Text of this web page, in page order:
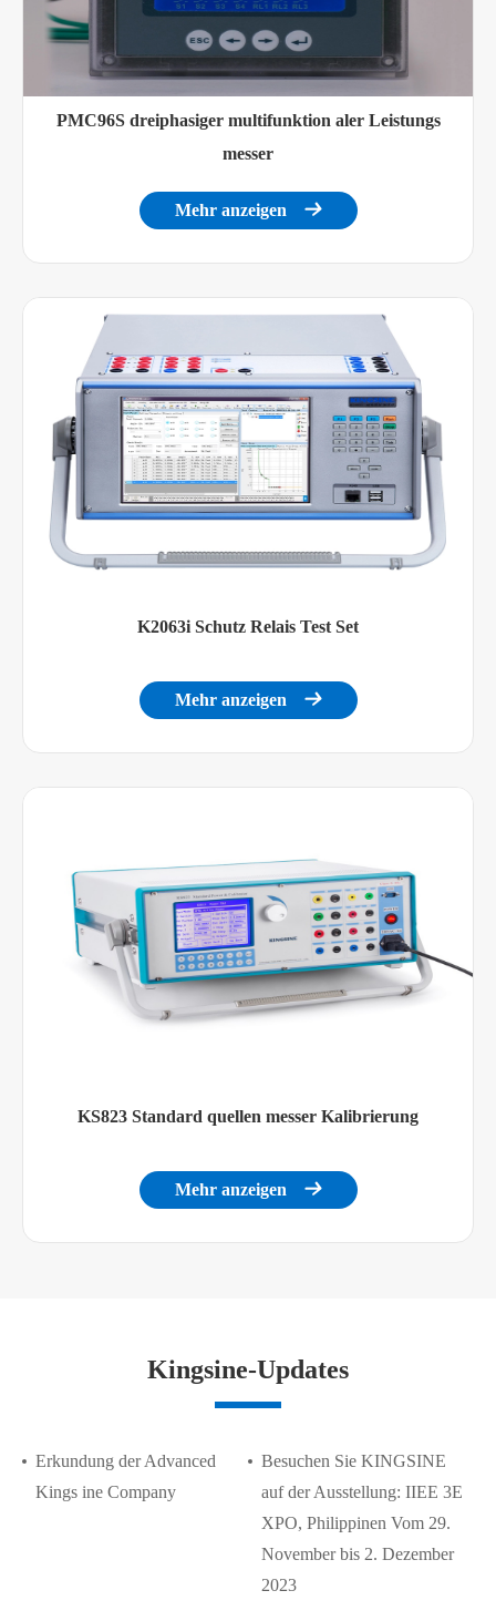
PMC96S dreiphasiger multifunktion aler Leistungs
messer
Mehr anzeigen 
K2063i Schutz Relais Test Set
Mehr anzeigen 
KS823 Standard quellen messer Kalibrierung
Mehr anzeigen 
Kingsine-Updates
Erkundung der Advanced
Kings ine Company
Besuchen Sie KINGSINE
auf der Ausstellung: IIEE 3E
XPO, Philippinen Vom 29.
November bis 2. Dezember
2023